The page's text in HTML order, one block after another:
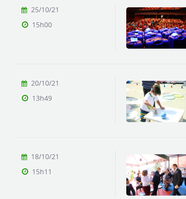
25/10/21
15h00
20/10/21
13h49
18/10/21
15h11